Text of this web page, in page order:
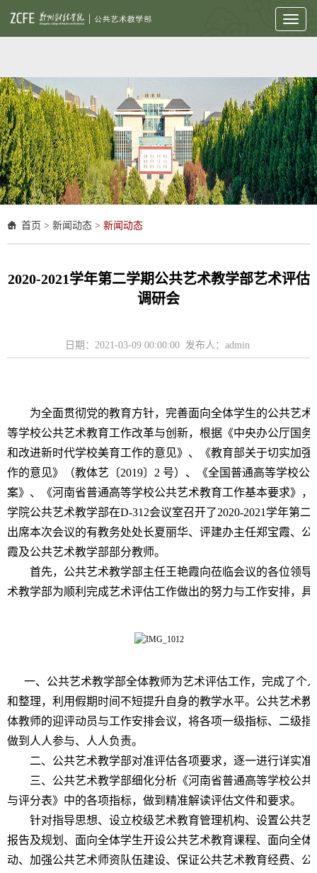
Toggle
首页 > 新闻动态 > 新闻动态
2020-2021学年第二学期公共艺术教学部艺术评估
调研会
日期：2021-03-09 00:00:00 发布人：admin
为全面贯彻党的教育方针，完善面向全体学生的公共艺
等学校公共艺术教育工作改革与创新，根据《中央办公厅国
和改进新时代学校美育工作的意见》、《教育部关于切实加
作的意见》（教体艺〔2019〕2 号）、《全国普通高等学校公
案》、《河南省普通高等学校公共艺术教育工作基本要求》，
学院公共艺术教学部在D-312会议室召开了2020-2021学年第
出席本次会议的有教务处处长夏丽华、评建办主任郑宝霞、
霞及公共艺术教学部部分教师。
首先，公共艺术教学部主任王艳霞向莅临会议的各位领
术教学部为顺利完成艺术评估工作做出的努力与工作安排，
一、公共艺术教学部全体教师为艺术评估工作，完成了个
和整理，利用假期时间不短提升自身的教学水平。公共艺术教
体教师的迎评动员与工作安排会议，将各项一级指标、二级
做到人人参与、人人负责。
二、公共艺术教学部对准评估各项要求， 逐一进行详实准
三、公共艺术教学部细化分析《河南省普通高等学校公
与评分表》中的各项指标， 做到精准解读评估文件和要求。
针对指导思想、设立校级艺术教育管理机构、设置公共
报告及规划、面向全体学生开设公共艺术教育课程、面向全体
动、加强公共艺术师资队伍建设、保证公共艺术教育经费、